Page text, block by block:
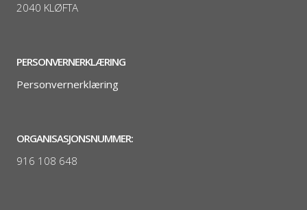
2040 KLØFTA
PERSONVERNERKLÆRING
Personvernerklæring
ORGANISASJONSNUMMER:
916 108 648